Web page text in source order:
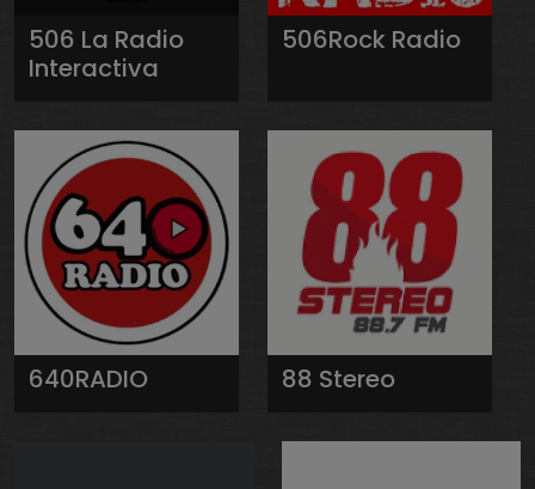
506 La Radio
Interactiva
506Rock Radio
640RADIO 88 Stereo